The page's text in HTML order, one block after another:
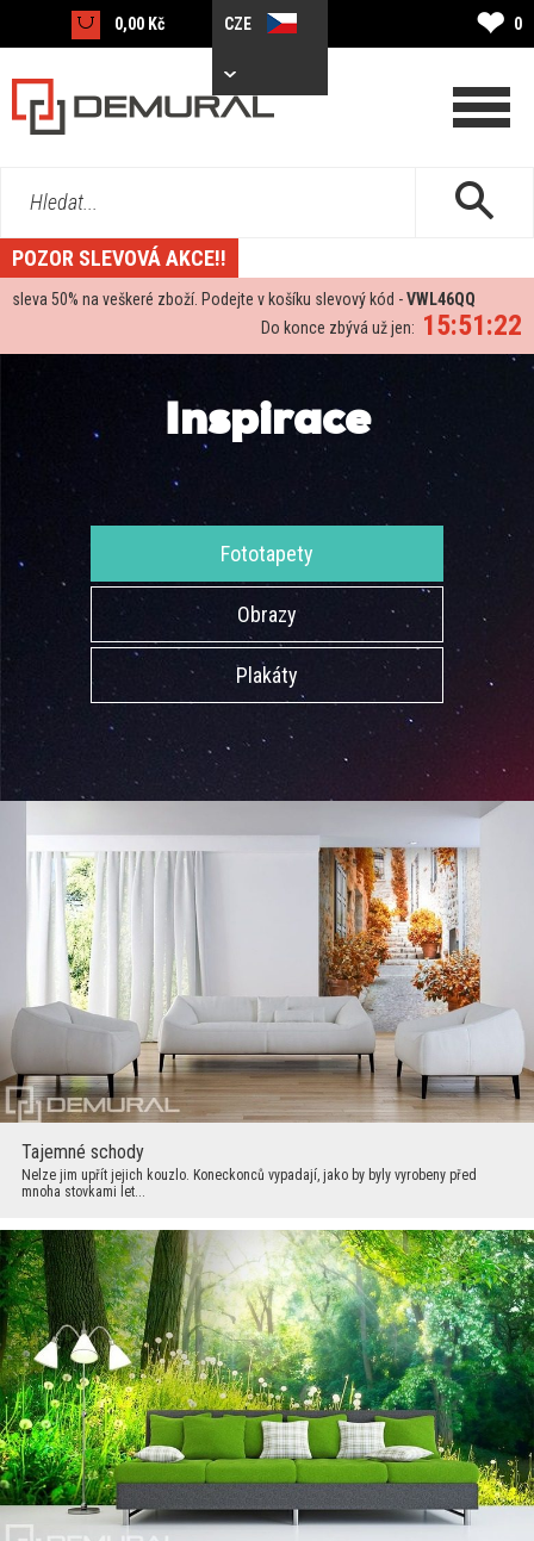
0,00 Kč CZE ❤ 0
Hledat...
POZOR SLEVOVÁ AKCE!!
sleva 50% na veškeré zboží. Podejte v košíku slevový kód -VWL46QQ
15:51:21
Do konce zbývá už jen:
Inspirace
Fototapety
Obrazy
Plakáty
Tajemné schody
Nelze jim upřít jejich kouzlo. Koneckonců vypadají, jako by byly vyrobeny před
mnoha stovkami let...